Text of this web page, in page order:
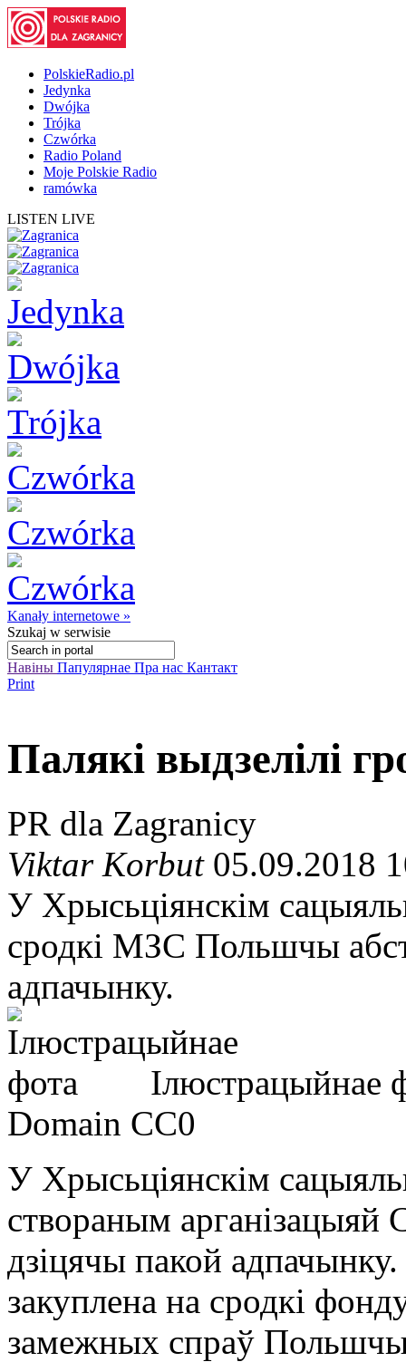
PolskieRadio.pl
Jedynka
Dwójka
Trójka
Czwórka
Radio Poland
Moje Polskie Radio
ramówka
LISTEN LIVE
Kanały internetowe »
Szukaj w serwisie
Навіны Папулярнае Пра нас Кантакт
Print
Палякі выдзелілі
PR dla Zagranicy
Viktar Korbut05.09.2018
У Хрысьціянскім
сродкі МЗС Польшчы
адпачынку.
Ілюстрацыйнае
Domain CC0
У Хрысьціянскім
створаным арганізацыяй
дзіцячы пакой
закуплена на сродкі
замежных спраў